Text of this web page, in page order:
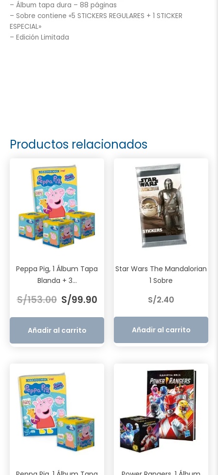
– Álbum tapa dura – 88 páginas
– Sobre contiene «5 STICKERS REGULARES + 1 STICKER
ESPECIAL»
– Edición Limitada
Productos relacionados
Peppa Pig, 1 Álbum Tapa
Blanda + 3...
S/153.00 precio
original
era:
S/153.00.
S/99.90precio
actual
S/99.90.
Añadir al carrito
Star Wars The Mandalorian
1 Sobre
S/2.40
Añadir al carrito